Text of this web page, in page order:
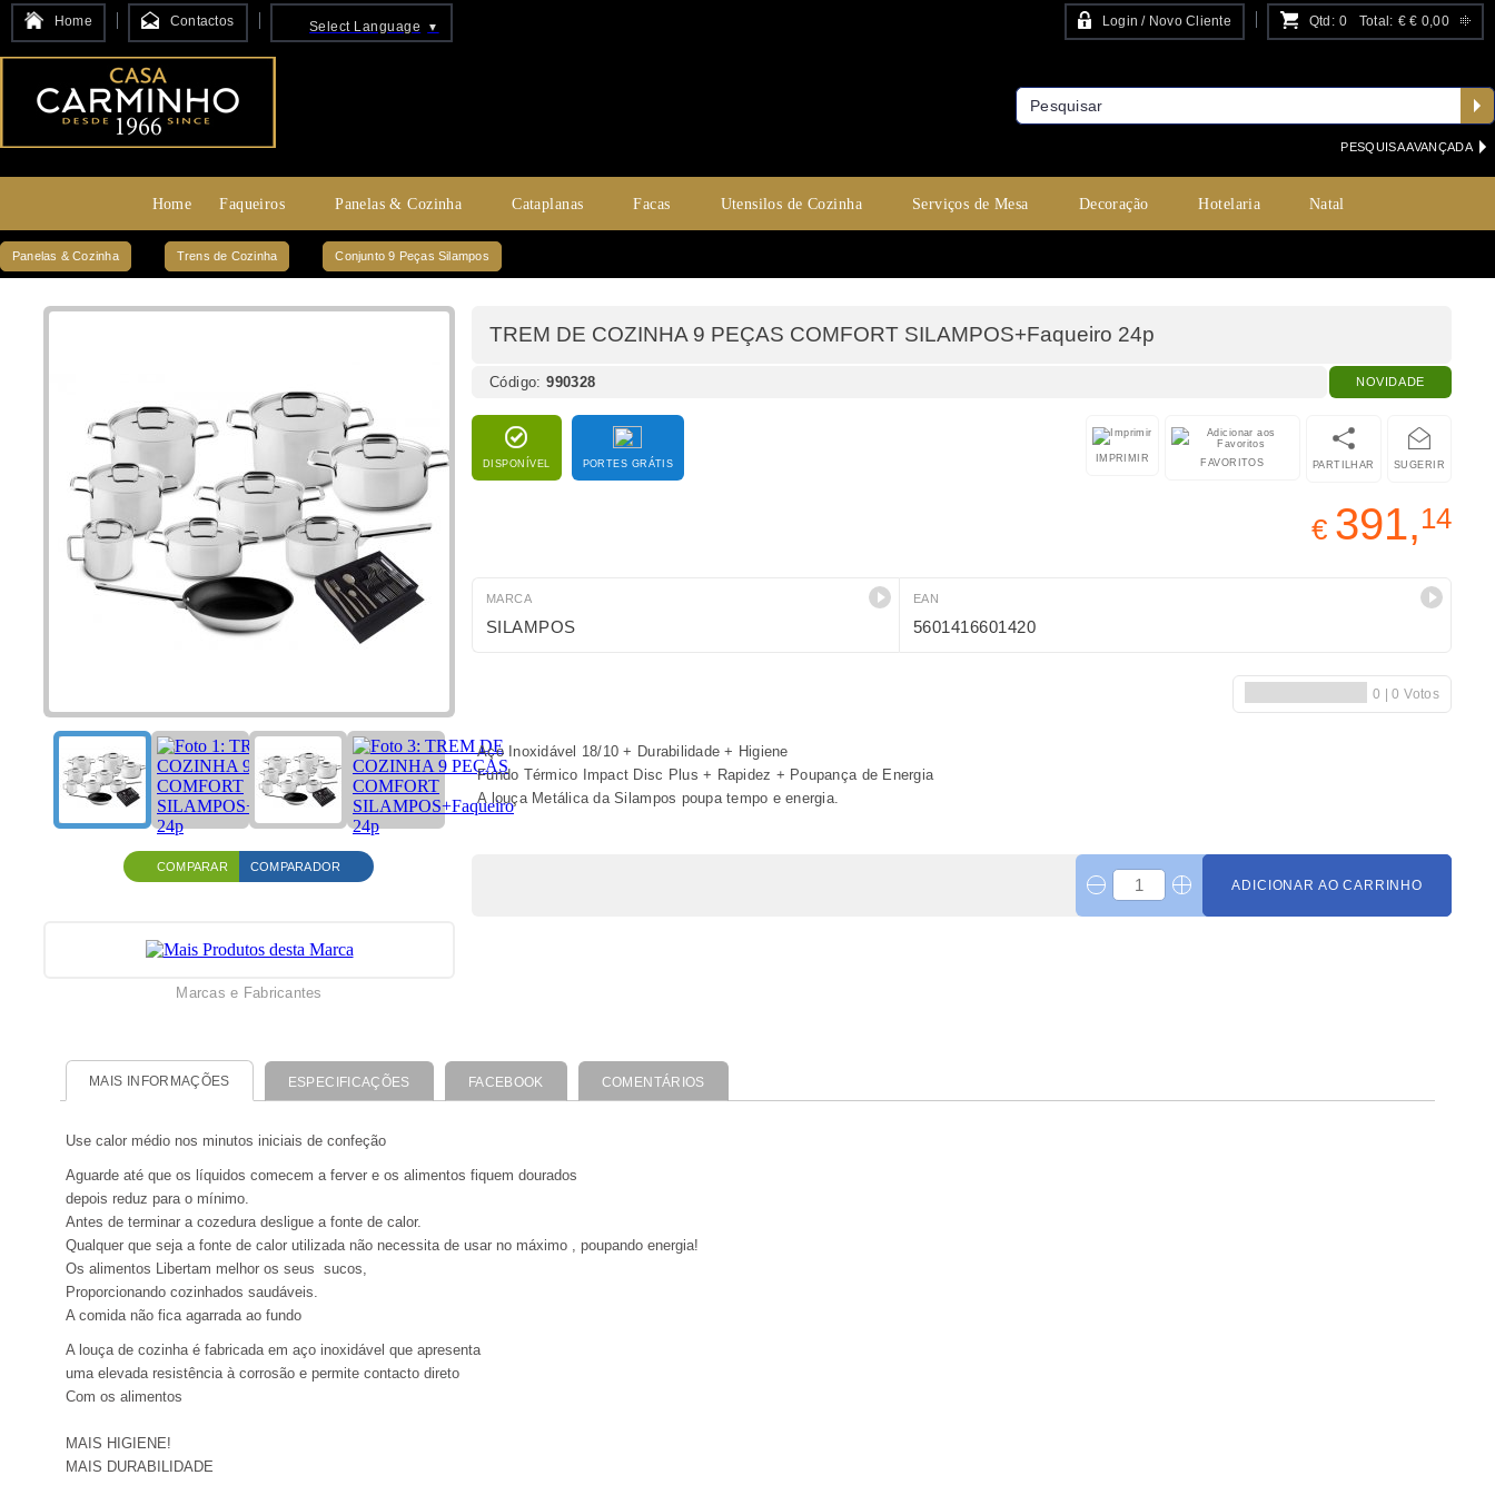
Home Contactos Select Language ▼ Login / Novo Cliente Qtd: 0 Total: €€ 0,00
PESQUISA AVANÇADA
Home Faqueiros Panelas & Cozinha Cataplanas Facas Utensilos de Cozinha Serviços de Mesa Decoração Hotelaria Natal
Panelas & Cozinha Trens de Cozinha Conjunto 9 Peças Silampos
COMPARAR COMPARADOR
Marcas e Fabricantes
TREM DE COZINHA 9 PEÇAS COMFORT SILAMPOS+Faqueiro 24p
Código:990328 NOVIDADE
DISPONÍVEL PORTES GRÁTIS SUGERIR
PARTILHAR
FAVORITOS
IMPRIMIR
€ 391,14
MARCA
SILAMPOS
EAN
5601416601420
Aço Inoxidável 18/10 + Durabilidade + Higiene
Fundo Térmico Impact Disc Plus + Rapidez + Poupança de Energia
A louça Metálica da Silampos poupa tempo e energia.
ADICIONAR AO CARRINHO
MAIS INFORMAÇÕES ESPECIFICAÇÕES FACEBOOK COMENTÁRIOS
Use calor médio nos minutos iniciais de confeção
Aguarde até que os líquidos comecem a ferver e os alimentos fiquem dourados
depois reduz para o mínimo.
Antes de terminar a cozedura desligue a fonte de calor.
Qualquer que seja a fonte de calor utilizada não necessita de usar no máximo , poupando energia!
Os alimentos Libertam melhor os seus sucos,
Proporcionando cozinhados saudáveis.
A comida não fica agarrada ao fundo
A louça de cozinha é fabricada em aço inoxidável que apresenta
uma elevada resistência à corrosão e permite contacto direto
Com os alimentos
MAIS HIGIENE!
MAIS DURABILIDADE